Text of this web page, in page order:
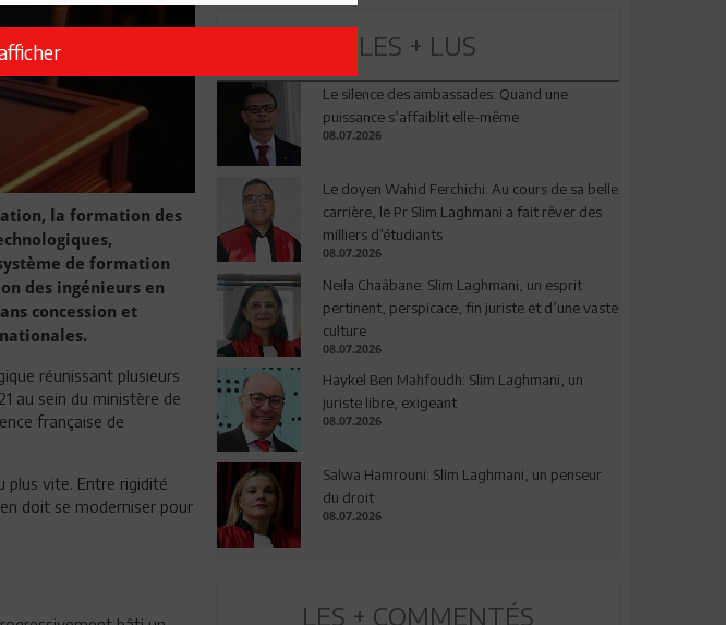
la formation des
de formation
des ingénieurs en
concession et
réunissant plusieurs
au sein du ministère de
française de
plus vite. Entre rigidité
doit se moderniser pour
LES + LUS
Le silence des ambassades: Quand une
puissance s’affaiblit elle-même
08.07.2026
Le doyen Wahid Ferchichi: Au cours de sa belle
carrière, le Pr Slim Laghmani a fait rêver des
milliers d’étudiants
08.07.2026
Neila Chaâbane: Slim Laghmani, un esprit
pertinent, perspicace, fin juriste et d’une vaste
culture
08.07.2026
Haykel Ben Mahfoudh: Slim Laghmani, un
juriste libre, exigeant
08.07.2026
Salwa Hamrouni: Slim Laghmani, un penseur
du droit
08.07.2026
LES + COMMENTÉS